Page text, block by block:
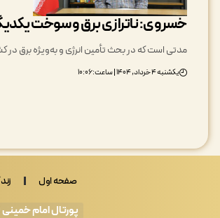
خسروی: ناترازی برق و سوخت
مدتی است که در بحث تأمین انرژی و به‌ویژه برق
یکشنبه ۴ خرداد, ۱۴۰۴ | ساعت: ۱۰:۰۶
صفحه اول
پورتال امام